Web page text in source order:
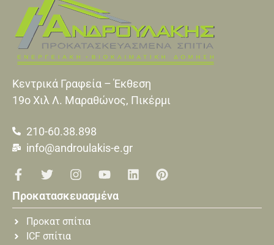
Κεντρικά Γραφεία – Έκθεση
19o Xιλ Λ. Μαραθώνος, Πικέρμι
210-60.38.898
info@androulakis-e.gr
Προκατασκευασμένα
Προκατ σπίτια
ICF σπίτια